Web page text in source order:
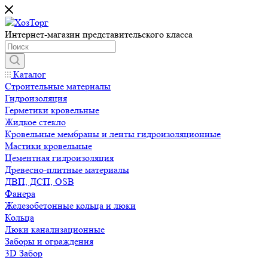
Интернет-магазин представительского класса
Каталог
Строительные материалы
Гидроизоляция
Герметики кровельные
Жидкое стекло
Кровельные мембраны и ленты гидроизоляционные
Мастики кровельные
Цементная гидроизоляция
Древесно-плитные материалы
ДВП, ДСП, OSB
Фанера
Железобетонные кольца и люки
Кольца
Люки канализационные
Заборы и ограждения
3D Забор